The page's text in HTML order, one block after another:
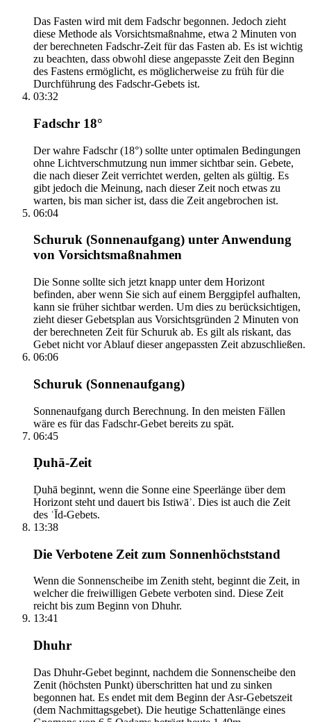
Das Fasten wird mit dem Fadschr begonnen. Jedoch zieht
diese Methode als Vorsichtsmaßnahme, etwa 2 Minuten von
der berechneten Fadschr-Zeit für das Fasten ab. Es ist wichtig
zu beachten, dass obwohl diese angepasste Zeit den Beginn
des Fastens ermöglicht, es möglicherweise zu früh für die
Durchführung des Fadschr-Gebets ist.
03:32
Fadschr 18°
Der wahre Fadschr (18°) sollte unter optimalen Bedingungen
ohne Lichtverschmutzung nun immer sichtbar sein. Gebete,
die nach dieser Zeit verrichtet werden, gelten als gültig. Es
gibt jedoch die Meinung, nach dieser Zeit noch etwas zu
warten, bis man sicher ist, dass die Zeit angebrochen ist.
06:04
Schuruk (Sonnenaufgang) unter Anwendung
von Vorsichtsmaßnahmen
Die Sonne sollte sich jetzt knapp unter dem Horizont
befinden, aber wenn Sie sich auf einem Berggipfel aufhalten,
kann sie früher sichtbar werden. Um dies zu berücksichtigen,
zieht dieser Gebetsplan aus Vorsichtsgründen 2 Minuten von
der berechneten Zeit für Schuruk ab. Es gilt als riskant, das
Gebet nicht vor Ablauf dieser angepassten Zeit abzuschließen.
06:06
Schuruk (Sonnenaufgang)
Sonnenaufgang durch Berechnung. In den meisten Fällen
wäre es für das Fadschr-Gebet bereits zu spät.
06:45
Ḍuhā-Zeit
Ḍuhā beginnt, wenn die Sonne eine Speerlänge über dem
Horizont steht und dauert bis Istiwāʾ. Dies ist auch die Zeit
des ʿĪd-Gebets.
13:38
Die Verbotene Zeit zum Sonnenhöchststand
Wenn die Sonnenscheibe im Zenith steht, beginnt die Zeit, in
welcher die freiwilligen Gebete verboten sind. Diese Zeit
reicht bis zum Beginn von Dhuhr.
13:41
Dhuhr
Das Dhuhr-Gebet beginnt, nachdem die Sonnenscheibe den
Zenit (höchsten Punkt) überschritten hat und zu sinken
begonnen hat. Es endet mit dem Beginn der Asr-Gebetszeit
(dem Nachmittagsgebet). Die heutige Schattenlänge eines